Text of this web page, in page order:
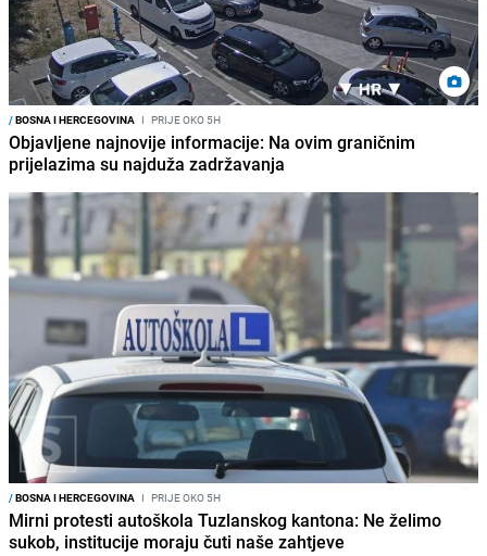
/BOSNA I HERCEGOVINA I PRIJE OKO 5H
Objavljene najnovije informacije: Na ovim graničnim
prijelazima su najduža zadržavanja
/BOSNA I HERCEGOVINA I PRIJE OKO 5H
Mirni protesti autoškola Tuzlanskog kantona: Ne želimo
sukob, institucije moraju čuti naše zahtjeve